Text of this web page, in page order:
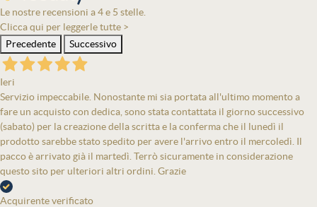
Le nostre recensioni a 4 e 5 stelle.
Clicca qui per leggerle tutte >
Precedente
Successivo
Ieri
Servizio impeccabile. Nonostante mi sia portata all'ultimo momento a
fare un acquisto con dedica, sono stata contattata il giorno successivo
(sabato) per la creazione della scritta e la conferma che il lunedì il
prodotto sarebbe stato spedito per avere l'arrivo entro il mercoledì. Il
pacco è arrivato già il martedì. Terrò sicuramente in considerazione
questo sito per ulteriori altri ordini. Grazie
Acquirente verificato